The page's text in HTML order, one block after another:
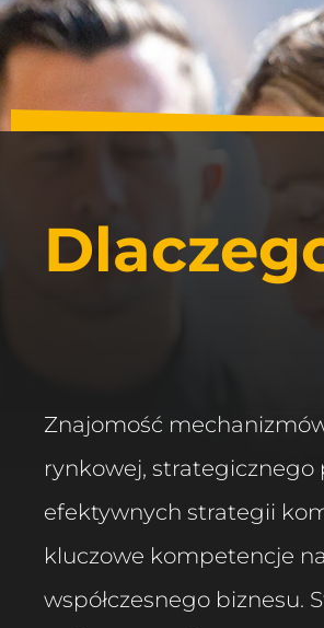
Znajomość
rynkowej, strategicznego
efektywnych strategii
kluczowe kompetencje
współczesnego biznesu.